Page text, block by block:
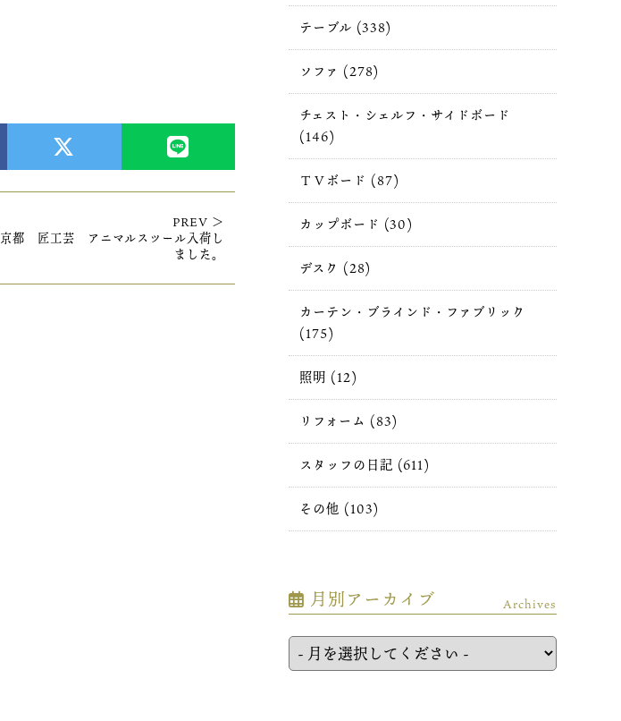
PREV ＞
京都 匠工芸 アニマルスツール入荷し
ました。
テーブル (338)
ソファ (278)
チェスト・シェルフ・サイドボード
(146)
ＴＶボード (87)
カップボード (30)
デスク (28)
カーテン・ブラインド・ファブリック
(175)
照明 (12)
リフォーム (83)
スタッフの日記 (611)
その他 (103)
月別アーカイブ Archives